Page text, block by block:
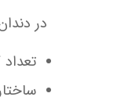
در